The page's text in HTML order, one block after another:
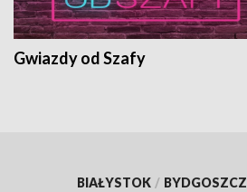
Gwiazdy od Szafy
BIAŁYSTOK / BYDGOSZCZ